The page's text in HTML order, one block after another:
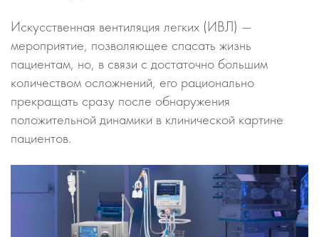
Искусственная вентиляция легких (ИВЛ) —
мероприятие, позволяющее спасать жизнь
пациентам, но, в связи с достаточно большим
количеством осложнений, его рационально
прекращать сразу после обнаружения
положительной динамики в клинической картине
пациентов.